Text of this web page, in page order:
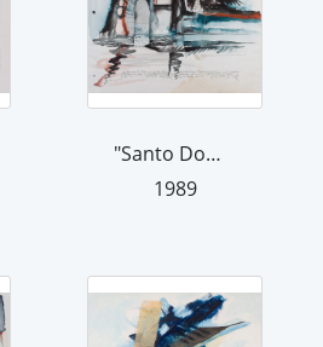
"Santo Domingo/La Palma...", 1989
1989